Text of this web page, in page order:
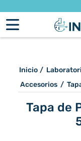
Inicio /
Accesorios /
Tapa de